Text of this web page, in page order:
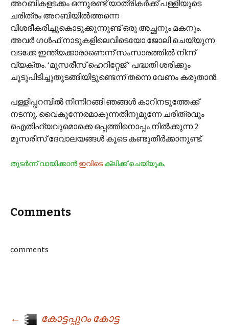
അറബികളടക്കം ഒന്നുരണ്ട് യാത്രികര്‍ക്ക് പള്ളിയുടെ
ചരിത്രം അറബിയില്‍ത്തന്നെ
വിശദീകരിച്ചുകൊടുക്കുന്നുണ്ട്‌ ഒരു അച്ഛനും മകനും.
അവര്‍ ഗള്‍ഫ് നാടുകളിലെവിടെയോ ജോലി ചെയ്യുന്ന
വടക്കേ ഇന്ത്യക്കാരാണെന്ന് സംസാരത്തില്‍ നിന്ന്
വ്യക്തം. ‘മുസരീസ് ഹെറിറ്റേജ് ‘ പദ്ധതി ശരിക്കും
ചൂടുപിടിച്ചുതുടങ്ങിയിട്ടുണ്ടെന്ന് തന്നെ വേണം കരുതാന്‍.
പള്ളിപ്പറമ്പില്‍ നിന്നിറങ്ങി ഞങ്ങള്‍ കാറിനടുത്തേക്ക്
നടന്നു. വൈകുന്നേരമാകുന്നതിനുമുന്നേ ചരിത്രവും
ഐതിഹ്യവുമൊക്കെ ഒപ്പത്തിനൊപ്പം നില്‍ക്കുന്ന 2
മുസരീസ് ദേവാലയങ്ങള്‍ കൂടെ കണ്ടുതീര്‍ക്കാനുണ്ട്.
തുടര്‍ന്ന് വായിക്കാന്‍ ഇവിടെക്ലിക്ക് ചെയ്യുക.
Comments
comments
←
കോട്ടപ്പുറം കോട്ട